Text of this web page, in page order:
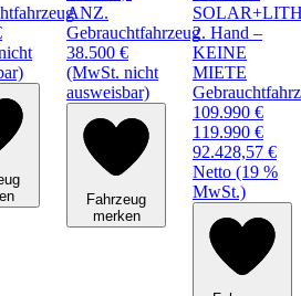
ANZ.
Gebrauchtfahrzeug
38.500 €
(MwSt. nicht
ausweisbar)
Fahrzeug
merken
2. Hand –
KEINE
MIETE
109.990 €
119.990 €
92.428,57 €
Netto (19 %
MwSt.)